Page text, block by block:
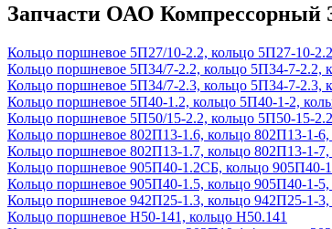
Запчасти ОАО
Кольцо поршневое 5П27/10-2.2, кольцо 5П27-10-
Кольцо поршневое 5П34/7-2.2, кольцо 5П34-7-2.2,
Кольцо поршневое 5П34/7-2.3, кольцо 5П34-7-2.3,
Кольцо поршневое 5П40-1.2, кольцо 5П40-1-2,
Кольцо поршневое 5П50/15-2.2, кольцо 5П50-15-
Кольцо поршневое 802П13-1.6, кольцо 802П13-1-
Кольцо поршневое 802П13-1.7, кольцо 802П13-1-
Кольцо поршневое 905П40-1.2СБ, кольцо
Кольцо поршневое 905П40-1.5, кольцо 905П40-1-
Кольцо поршневое 942П25-1.3, кольцо 942П25-1-
Кольцо поршневое Н50-141, кольцо Н50.141